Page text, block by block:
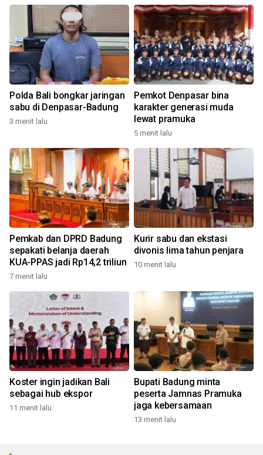
Polda Bali bongkar jaringan
sabu di Denpasar-Badung
3 menit lalu
Pemkot Denpasar bina
karakter generasi muda
lewat pramuka
5 menit lalu
Pemkab dan DPRD Badung
sepakati belanja daerah
KUA-PPAS jadi Rp14,2 triliun
7 menit lalu
Kurir sabu dan ekstasi
divonis lima tahun penjara
10 menit lalu
Koster ingin jadikan Bali
sebagai hub ekspor
11 menit lalu
Bupati Badung minta
peserta Jamnas Pramuka
jaga kebersamaan
13 menit lalu